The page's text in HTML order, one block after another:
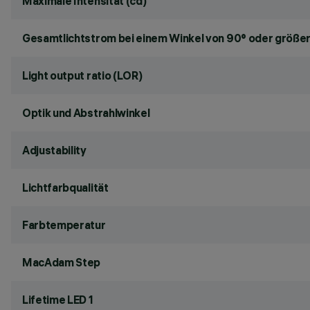
Gesamtlichtstrom bei einem Winkel von 90° oder
Light output ratio (LOR)
Optik und Abstrahlwinkel
Adjustability
Lichtfarbqualität
Farbtemperatur
MacAdam Step
Lifetime LED 1